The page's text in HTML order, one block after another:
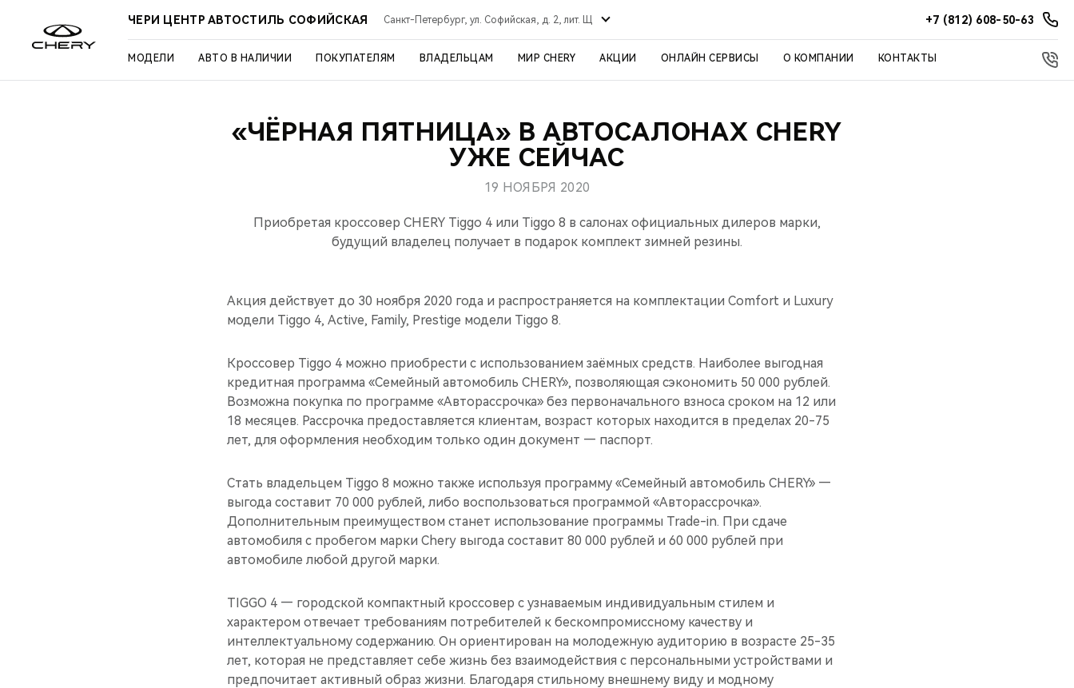
ЧЕРИ ЦЕНТР АВТОСТИЛЬ СОФИЙСКАЯ Санкт-Петербург, ул. Софийская, д. 2, лит. Щ +7 (812) 608-50-63
МОДЕЛИ АВТО В НАЛИЧИИ ПОКУПАТЕЛЯМ ВЛАДЕЛЬЦАМ МИР CHERY АКЦИИ ОНЛАЙН СЕРВИСЫ О КОМПАНИИ КОНТАКТЫ
«ЧЁРНАЯ ПЯТНИЦА» В АВТОСАЛОНАХ CHERY
УЖЕ СЕЙЧАС
19 НОЯБРЯ 2020
Приобретая кроссовер CHERY Tiggo 4 или Tiggo 8 в салонах официальных дилеров марки,
будущий владелец получает в подарок комплект зимней резины.
Акция действует до 30 ноября 2020 года и распространяется на комплектации Comfort и Luxury
модели Tiggо 4, Active, Family, Prestige модели Tiggo 8.
Кроссовер Tiggo 4 можно приобрести с использованием заёмных средств. Наиболее выгодная
кредитная программа «Семейный автомобиль CHERY», позволяющая сэкономить 50 000 рублей.
Возможна покупка по программе «Авторассрочка» без первоначального взноса сроком на 12 или
18 месяцев. Рассрочка предоставляется клиентам, возраст которых находится в пределах 20-75
лет, для оформления необходим только один документ — паспорт.
Стать владельцем Tiggo 8 можно также используя программу «Семейный автомобиль CHERY» —
выгода составит 70 000 рублей, либо воспользоваться программой «Авторассрочка».
Дополнительным преимуществом станет использование программы Trade-in. При сдаче
автомобиля с пробегом марки Chery выгода составит 80 000 рублей и 60 000 рублей при
автомобиле любой другой марки.
TIGGO 4 — городской компактный кроссовер с узнаваемым индивидуальным стилем и
характером отвечает требованиям потребителей к бескомпромиссному качеству и
интеллектуальному содержанию. Он ориентирован на молодежную аудиторию в возрасте 25-35
лет, которая не представляет себе жизнь без взаимодействия с персональными устройствами и
предпочитает активный образ жизни. Благодаря стильному внешнему виду и модному